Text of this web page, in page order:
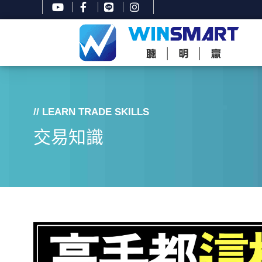
// LEARN TRADE SKILLS
交易知識